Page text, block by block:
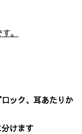
。
ック、耳あたりか
けます